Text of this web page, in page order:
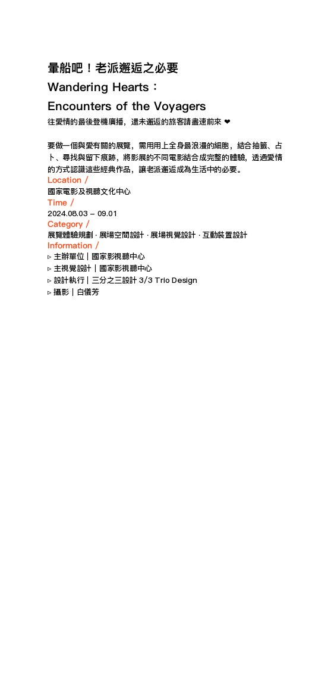
暈船吧！老派邂逅之必要
Wandering Hearts：
Encounters of the Voyagers
往愛情的最後登機廣播，還未邂逅的旅客請盡速前來 ❤
要做一個與愛有關的展覽，需用用上全身最浪漫的細胞，結合抽籤、占
卜、尋找與留下痕跡，將影展的不同電影結合成完整的體驗，透過愛情
的方式認識這些經典作品，讓老派邂逅成為生活中的必要。
Location /
國家電影及視聽文化中心
Time /
2024.08.03 - 09.01
Category /
展覽體驗規劃 ‧ 展場空間設計 ‧ 展場視覺設計 ‧ 互動裝置設計
Information /
▹ 主辦單位｜國家影視聽中心
▹ 主視覺設計｜國家影視聽中心
▹ 設計執行｜三分之三設計 3/3 Trio Design
▹ 攝影｜白儀芳